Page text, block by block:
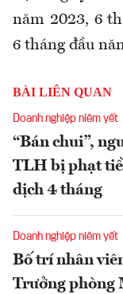
năm 2023, 6
6 tháng đầu
BÀI LIÊN QUAN
Doanh nghiệp niêm yết
“Bán chui”,
TLH bị phạt
dịch 4 tháng
Doanh nghiệp niêm yết
Bố trí nhân
Trưởng phòng